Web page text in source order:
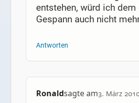
entstehen, würd ich dem
Gespann auch nicht
Antworten
Ronaldsagte am3. März